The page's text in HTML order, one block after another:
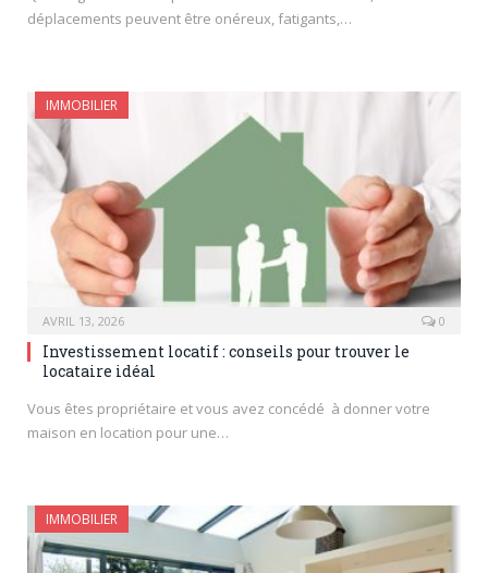
déplacements peuvent être onéreux, fatigants,…
IMMOBILIER
AVRIL 13, 2026 0
Investissement locatif : conseils pour trouver le
locataire idéal
Vous êtes propriétaire et vous avez concédé à donner votre
maison en location pour une…
IMMOBILIER